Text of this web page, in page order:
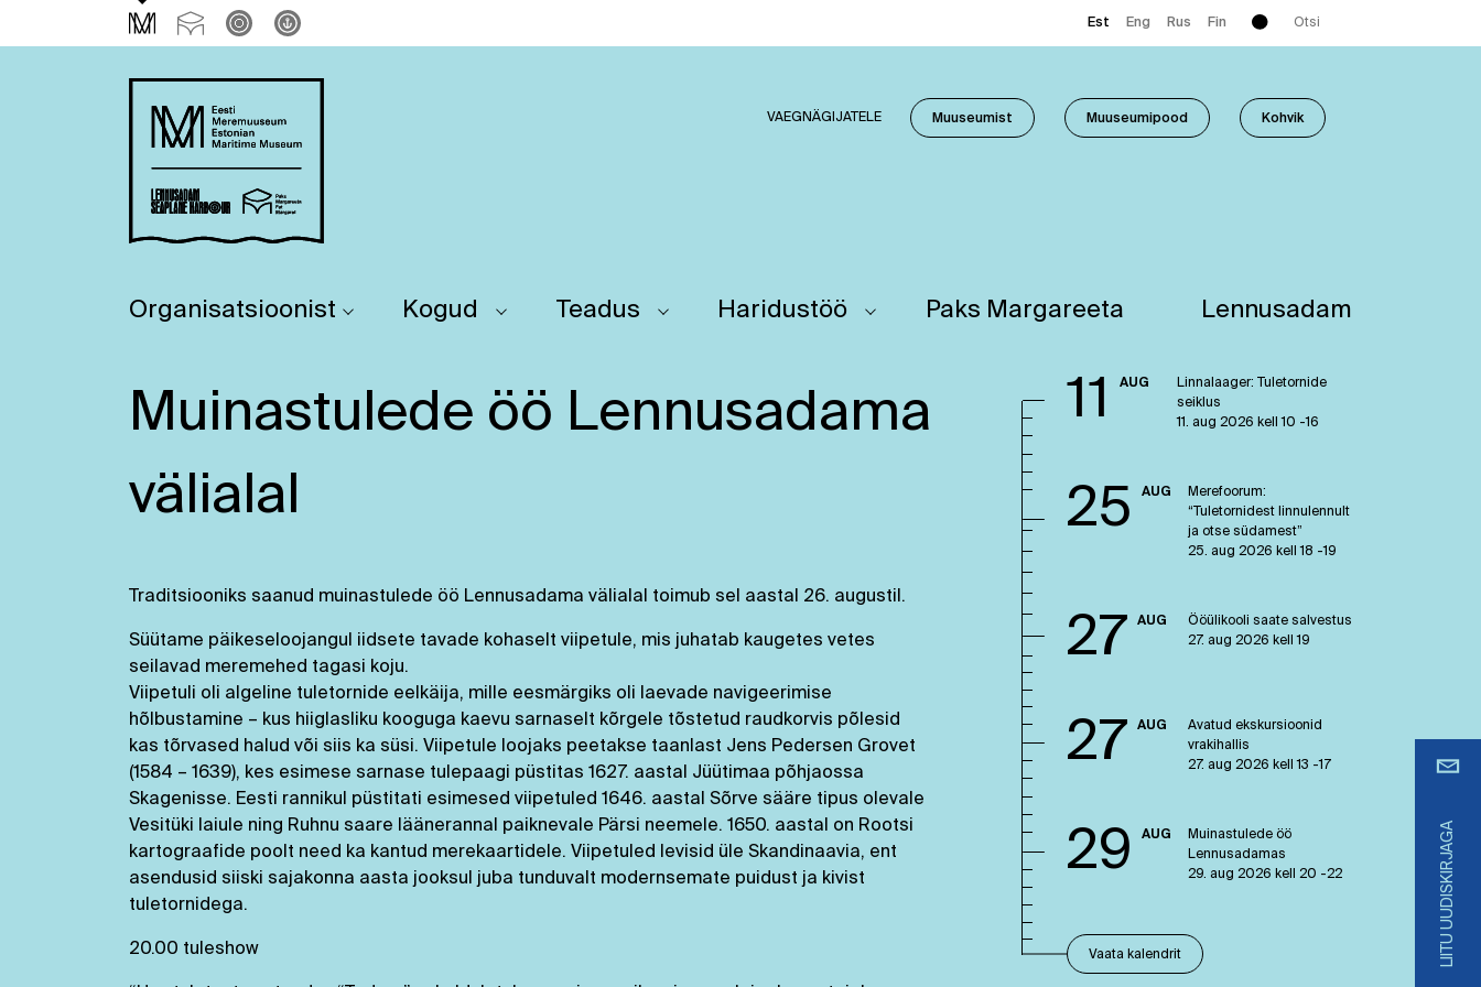
LIITU UUDISKIRJAGA
Est Eng Rus Fin
Enter
VAEGNÄGIJATELE Muuseumist Muuseumipood Kohvik
Organisatsioonist Kogud Teadus Haridustöö Paks Margareeta Lennusadam
Muinastulede öö Lennusadama
välialal
Traditsiooniks saanud muinastulede öö Lennusadama välialal toimub sel aastal 26. augustil.
Süütame päikeseloojangul iidsete tavade kohaselt viipetule, mis juhatab kaugetes vetes
seilavad meremehed tagasi koju.
Viipetuli oli algeline tuletornide eelkäija, mille eesmärgiks oli laevade navigeerimise
hõlbustamine – kus hiiglasliku kooguga kaevu sarnaselt kõrgele tõstetud raudkorvis põlesid
kas tõrvased halud või siis ka süsi. Viipetule loojaks peetakse taanlast Jens Pedersen Grovet
(1584 – 1639), kes esimese sarnase tulepaagi püstitas 1627. aastal Jüütimaa põhjaossa
Skagenisse. Eesti rannikul püstitati esimesed viipetuled 1646. aastal Sõrve sääre tipus olevale
Vesitüki laiule ning Ruhnu saare läänerannal paiknevale Pärsi neemele. 1650. aastal on Rootsi
kartograafide poolt need ka kantud merekaartidele. Viipetuled levisid üle Skandinaavia, ent
asendusid siiski sajakonna aasta jooksul juba tunduvalt modernsemate puidust ja kivist
tuletornidega.
20.00 tuleshow
11 AUG
Linnalaager: Tuletornide
seiklus
11. aug 2026 kell 10 -16
25 AUG
Merefoorum:
“Tuletornidest linnulennult
ja otse südamest”
25. aug 2026 kell 18 -19
27 AUG
Ööülikooli saate salvestus
27. aug 2026 kell 19
27 AUG
Avatud ekskursioonid
vrakihallis
27. aug 2026 kell 13 -17
29 AUG
Muinastulede öö
Lennusadamas
29. aug 2026 kell 20 -22
Vaata kalendrit